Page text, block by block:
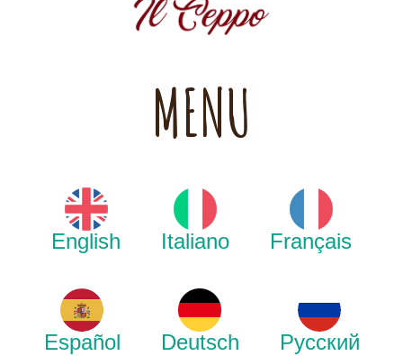
MENU
English Italiano Français
Español Deutsch Русский